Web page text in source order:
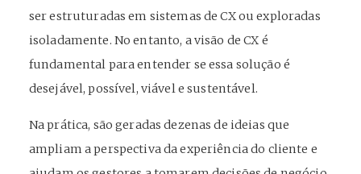
ser estruturadas em sistemas de CX ou exploradas
isoladamente. No entanto, a visão de CX é
fundamental para entender se essa solução é
desejável, possível, viável e sustentável.
Na prática, são geradas dezenas de ideias que
ampliam a perspectiva da experiência do cliente e